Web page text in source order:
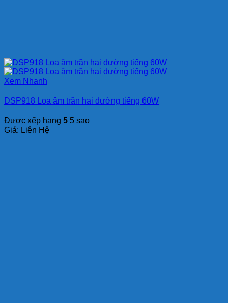
Xem Nhanh
DSP918 Loa âm trần hai đường tiếng 60W
Được xếp hạng 5 5 sao
Giá: Liên Hệ